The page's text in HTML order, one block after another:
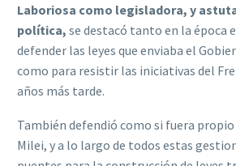
Laboriosa como legisladora, y
política, se destacó tanto en la época
defender las leyes que enviaba el
como para resistir las iniciativas del
años más tarde.
También defendió como si fuera
Milei, y a lo largo de todos estas